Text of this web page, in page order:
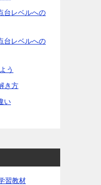
台レベルへの
台レベルへの
う
き方
い
習教材